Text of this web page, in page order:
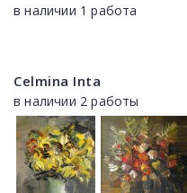
в наличии 1 работа
Celmina Inta
в наличии 2 работы